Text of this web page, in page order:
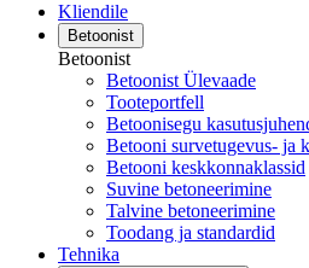
Kliendile
Betoonist
Betoonist
Betoonist Ülevaade
Tooteportfell
Betoonisegu
Betooni survetugevus- ja
Betooni keskkonnaklassid
Suvine betoneerimine
Talvine betoneerimine
Toodang ja standardid
Tehnika